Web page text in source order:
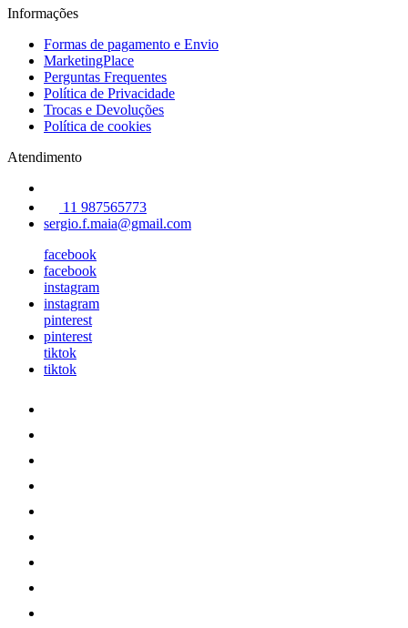
Informações
Formas de pagamento e Envio
MarketingPlace
Perguntas Frequentes
Política de Privacidade
Trocas e Devoluções
Política de cookies
Atendimento
11 987565773
sergio.f.maia@gmail.com
facebook
facebook
instagram
instagram
pinterest
pinterest
tiktok
tiktok